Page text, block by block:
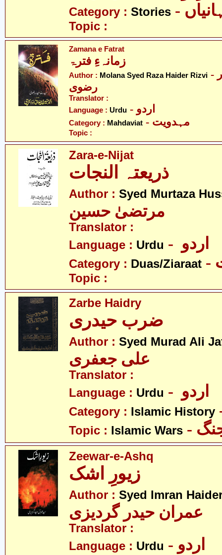
Category : Stories
Topic :
Zamana e Fatrat
زمانہءِ فترۃ
Author : Molana Syed Raza Haider Rizvi - مولانا سید رضا حیدر
رضوی
Translator :
Language : Urdu - اردو
Category : Mahdaviat - مہدویت
Topic :
Zara-e-Nijat
Author : Syed Murtaza
مرتضیٰ حسین
Translator :
Language : Urdu
Category : Duas/Ziaraat
Topic :
Zarbe Haidry
Author : Syed Murad Ali
علی جعفری
Translator :
Language : Urdu
Category : Islamic History
Topic : Islamic Wars
Zeewar-e-Ashq
زیورِ اشک
Author : Syed Imran
عمران حیدر گردیزی
Translator :
Language : Urdu
- اردو